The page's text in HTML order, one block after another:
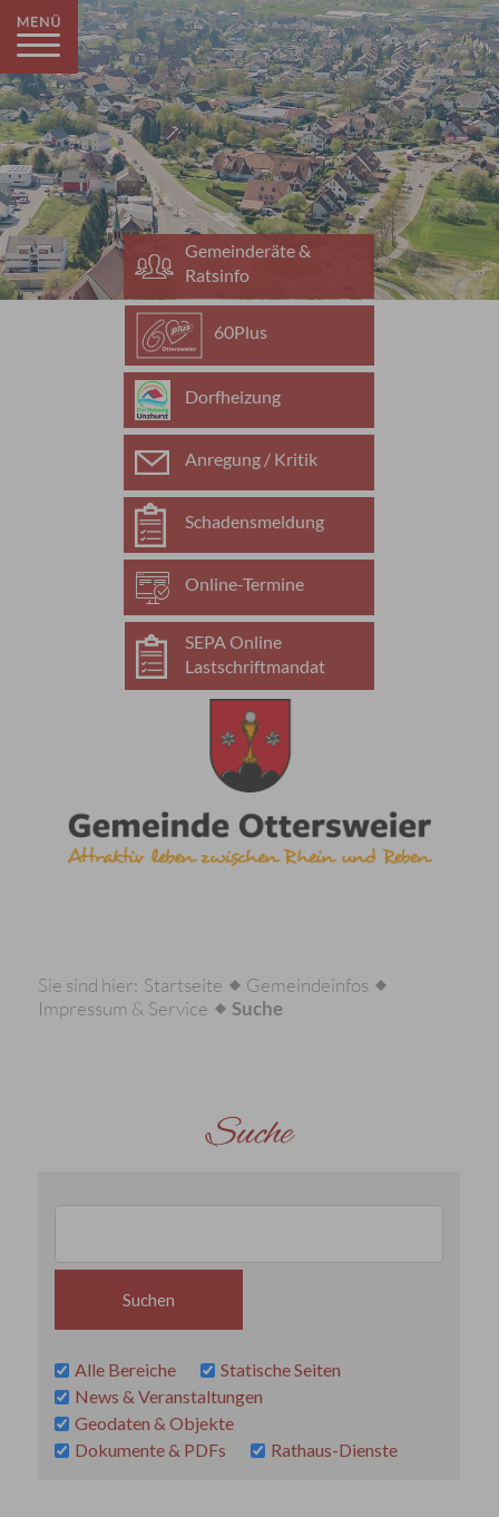
Gemeinderäte &
Ratsinfo
60Plus
Dorfheizung
Anregung / Kritik
Schadensmeldung
Online-Termine
SEPA Online
Lastschriftmandat
Sie sind hier: Startseite
Gemeindeinfos
Impressum & Service
Suche
Suche
Alle Bereiche
Statische Seiten
News & Veranstaltungen
Geodaten & Objekte
Dokumente & PDFs
Rathaus-Dienste